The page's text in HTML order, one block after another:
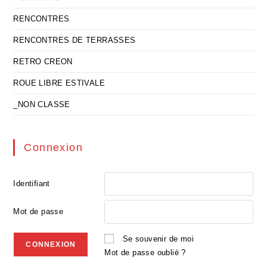
RENCONTRES
RENCONTRES DE TERRASSES
RETRO CREON
ROUE LIBRE ESTIVALE
_NON CLASSE
Connexion
Identifiant
Mot de passe
Se souvenir de moi
Mot de passe oublié ?